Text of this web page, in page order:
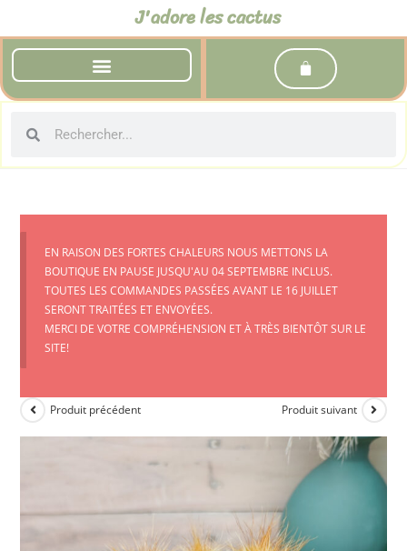
J'adore les cactus
EN RAISON DES FORTES CHALEURS NOUS METTONS LA
BOUTIQUE EN PAUSE JUSQU'AU 04 SEPTEMBRE INCLUS.
TOUTES LES COMMANDES PASSÉES AVANT LE 16 JUILLET
SERONT TRAITÉES ET ENVOYÉES.
MERCI DE VOTRE COMPRÉHENSION ET À TRÈS BIENTÔT SUR LE
SITE!
Produit précédent Produit suivant